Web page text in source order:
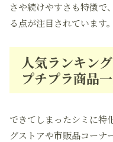
さや続けやすさも特徴で
る点が注目されています。
人気ランキン
プチプラ商品
できてしまったシミに特
グストアや市販品コーナ